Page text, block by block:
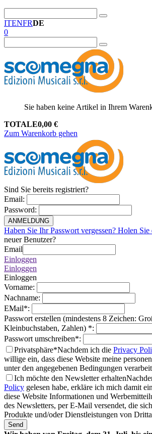
ITENFRDE
0
Sie haben keine Artikel in Ihrem
TOTALE0,00 €
Zum Warenkorb gehen
Sind Sie bereits registriert?
Email:
Password:
ANMELDUNG
Haben Sie Ihr Passwort vergessen? Holen Sie
neuer Benutzer?
Email
Einloggen
Einloggen
Einloggen
Vorname:
Nachname:
EMail*:
Passwort erstellen (mindestens 8 Zeichen:
Kleinbuchstaben, Zahlen) *:
Passwort umschreiben*:
Privatsphäre*Nachdem ich die Privacy
willige ein, dass diese Website meine
unter den angegebenen Bedingungen
Ich möchte den Newsletter erhalten
Policy gelesen habe, erkläre ich mich damit
diese Website Informationen und
des Newsletters, per E-Mail versendet, die
Produkte und/oder Dienstleistungen von
Send